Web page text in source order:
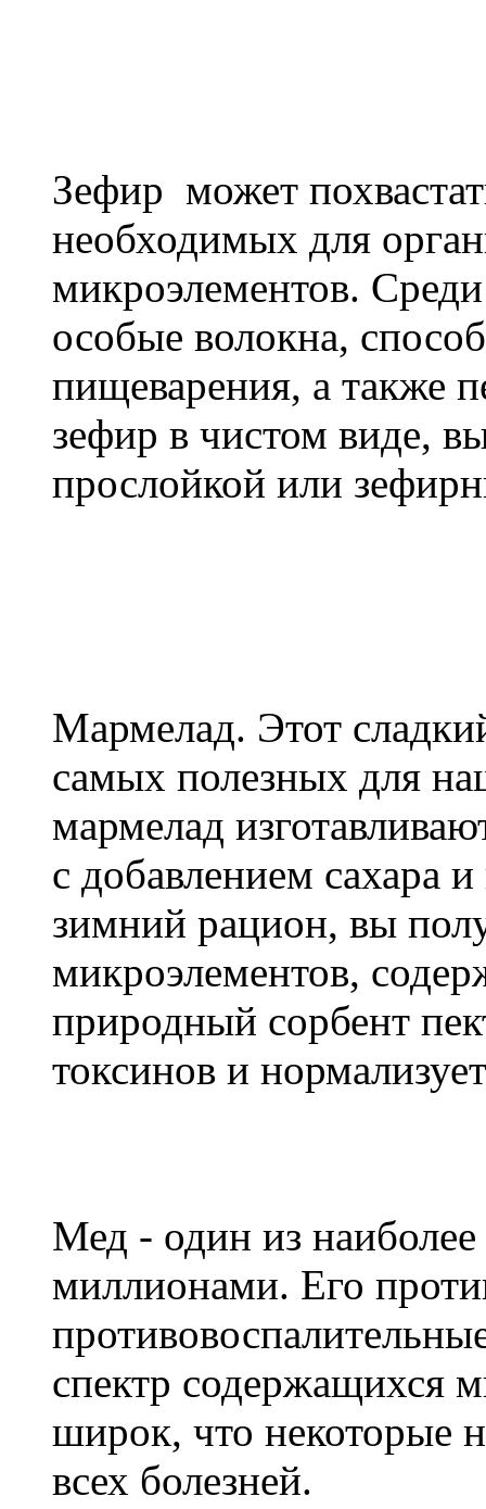
Зефир может
необходимых для
микроэлементов.
особые волокна,
пищеварения, а также
зефир в чистом виде,
прослойкой или
Мармелад. Этот
самых полезных для
мармелад
с добавлением сахара
зимний рацион, вы
микроэлементов,
природный сорбент
токсинов и
Мед - один из
миллионами. Его
спектр содержащихся
широк, что некоторые
всех болезней.